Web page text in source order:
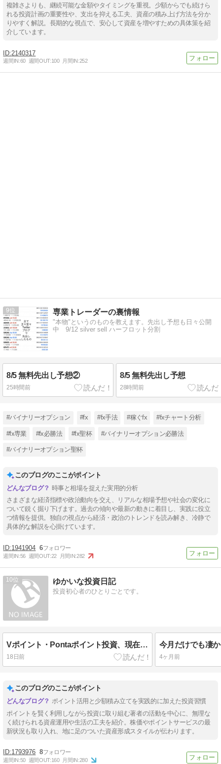
複雑さよりも、継続可能な金額やタイミングを重視。少額からでも続けら
れる投資計画の重要性や、支出を抑える工夫、資産の積み上げ方法を分か
りやすく解説。長期的な視点で、安心して資産を増やすための具体策を紹
介しています。
2140317
週間IN:60 週間OUT:100 月間IN:252
9 専業トレーダーの裏情報
"本物"というのものを教えます。先出し予想も日々公開
中 9/12 silver sell ハーフロット分割
8/5 無料先出し予想②
25時間前
8/5 無料先出し予想
28時間前
#バイナリーオプション #fx #fx手法 #稼ぐfx #fxチャート分析
#fx専業 #fx必勝法 #fx聖杯 #バイナリーオプション必勝法
#バイナリーオプション聖杯
このブログのここがポイント
時事と相場を捉えた実用的分析
さまざまな経済指標や政治動向を交え、リアルな相場予想や社会の変化に
ついて鋭く掘り下げます。過去の傾向や最新の動きに着目し、実践に役立
つ情報を提供。独自の視点から経済・政治のトレンドを読み解き、冷静で
具体的な解説を心掛けています。
1941904 6
週間IN:56 週間OUT:22 月間IN:282
10 ゆかいな投資日記
投資初心者のひとりごとです。
Vポイント・Pontaポイント投資、現在は？
18日前
今月だけでも凄
4ヶ月前
このブログのここがポイント
ポイント活用と少額積み立てを実践的に加えた投資習慣
ポイントを賢く利用しながら投資に取り組む著者の活動を中心に、無理な
く続けられる資産運用や生活の工夫を紹介。株価やポイントサービスの最
新状況も取り入れ、地に足のついた資産形成スタイルが伝わります。
1793976 8
週間IN:50 週間OUT:160 月間IN:280